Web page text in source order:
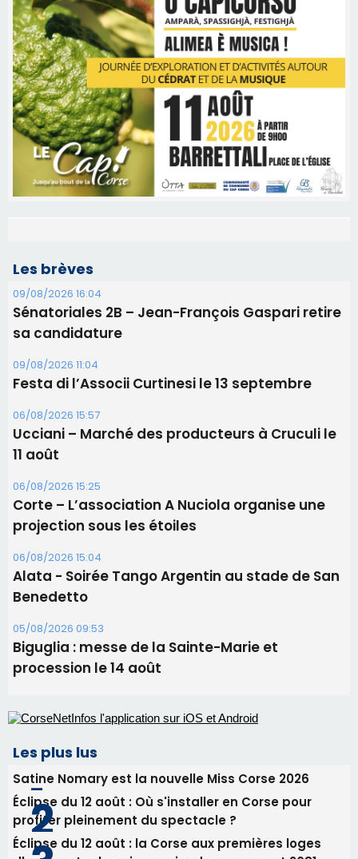
Les brèves
09/08/2026 16:04
Sénatoriales 2B – Jean-François Gaspari retire
sa candidature
09/08/2026 11:04
Festa di l’Associi Curtinesi le 13 septembre
06/08/2026 15:57
Ucciani – Marché des producteurs à Cruculi le
11 août
06/08/2026 15:25
Corte – L’association A Nuciola organise une
projection sous les étoiles
Alata - Soirée Tango Argentin au stade de San
Benedetto
05/08/2026 09:53
Biguglia : messe de la Sainte-Marie et
procession le 14 août